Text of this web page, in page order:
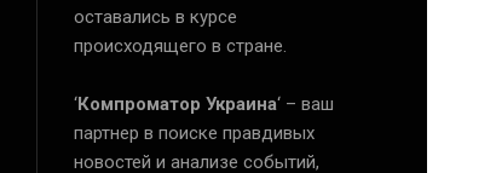
оставались в курсе
происходящего в стране.
‘Компроматор Украина‘ – ваш
партнер в поиске правдивых
новостей и анализе событий,